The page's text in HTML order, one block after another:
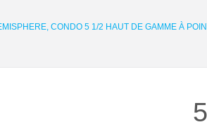
CONDO 5 1/2 HAUT DE GAMME À
5